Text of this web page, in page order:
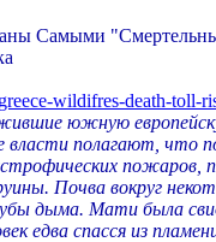
Самыми
wildifres-death-toll-
южную
власти полагают,
пожаров,
Почва вокруг
дыма. Мати была
едва спасся из